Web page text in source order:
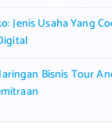
Jenis Usaha Yang
Bisnis Tour